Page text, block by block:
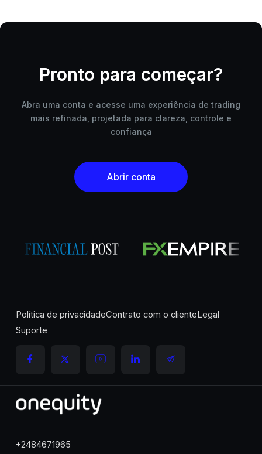
Pronto para começar?
Abra uma conta e acesse uma experiência de trading
mais refinada, projetada para clareza, controle e
confiança
Abrir conta
Política de privacidadeContrato com o clienteLegal
Suporte
+2484671965